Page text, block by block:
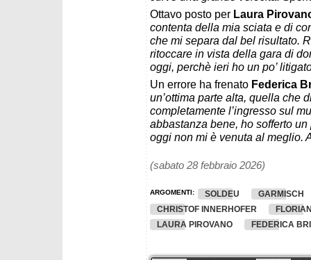
Ottavo posto per Laura
contenta della mia sciata e di
che mi separa dal bel risultato.
ritoccare in vista della gara di
oggi, perchè ieri ho un po’
Un errore ha frenato Federica
un’ottima parte alta, quella che
completamente l’ingresso sul
abbastanza bene, ho sofferto
oggi non mi è venuta al meglio.
(sabato 28 febbraio 2026)
ARGOMENTI: SOLDEU
GARMISCH
CHRISTOF INNERHOFER
LAURA PIROVANO
FEDERICA